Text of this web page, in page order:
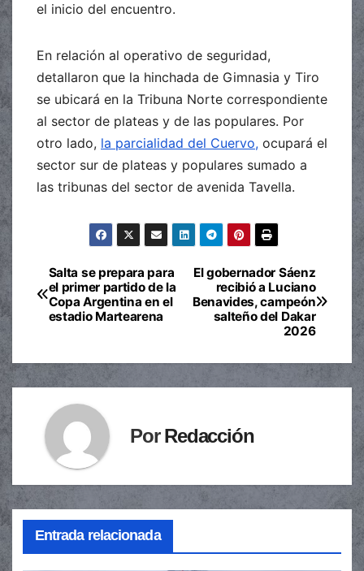
el inicio del encuentro.
En relación al operativo de seguridad,
detallaron que la hinchada de Gimnasia y Tiro
se ubicará en la Tribuna Norte correspondiente
al sector de plateas y de las populares. Por
otro lado, la parcialidad del Cuervo, ocupará el
sector sur de plateas y populares sumado a
las tribunas del sector de avenida Tavella.
Navegación
de
El gobernador Sáenz
recibió a Luciano
Benavides, campeón
salteño del Dakar
2026
Salta se prepara para
el primer partido de la
Copa Argentina en el
estadio Martearena
PorRedacción
Entrada relacionada